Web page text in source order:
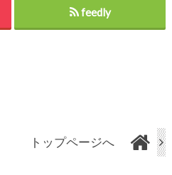
feedly
トップページへ